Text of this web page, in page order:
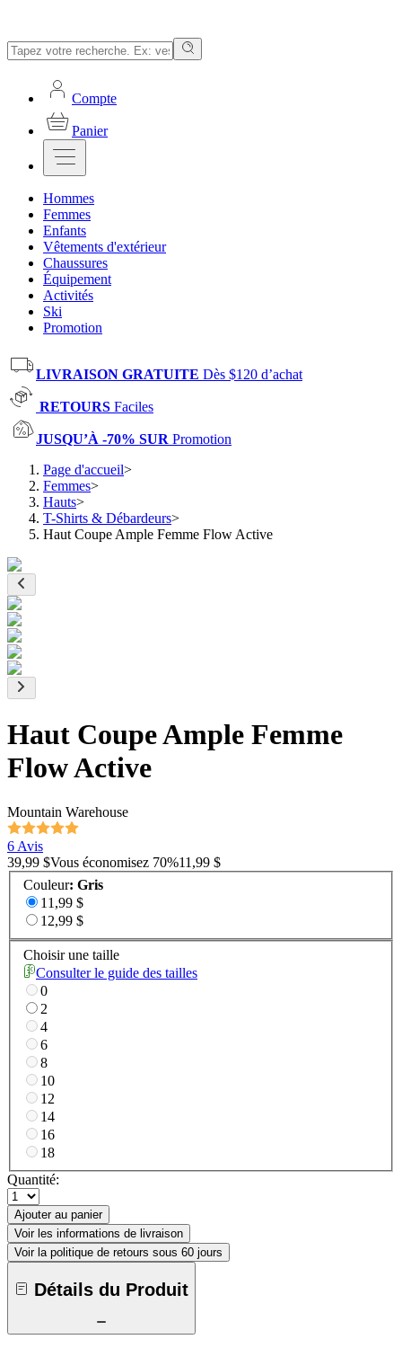
Compte
Panier
Hommes
Femmes
Enfants
Vêtements d'extérieur
Chaussures
Équipement
Activités
Ski
Promotion
LIVRAISON GRATUITE Dès $120 d’achat
RETOURS Faciles
JUSQU’À -70% SUR Promotion
Page d'accueil>
Femmes>
Hauts>
T-Shirts & Débardeurs>
Haut Coupe Ample Femme Flow Active
Haut Coupe Ample Femme
Flow Active
Mountain Warehouse
6 Avis
39,99 $Vous économisez 70%11,99 $
Couleur: Gris
11,99 $
12,99 $
Choisir une taille
Consulter le guide des tailles
0
2
4
6
8
10
12
14
16
18
Quantité:
Ajouter au panier
Voir les informations de livraison
Voir la politique de retours sous 60 jours
Détails du Produit